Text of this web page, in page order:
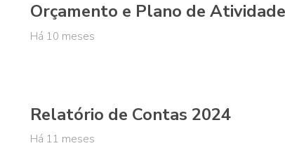
Orçamento e Plano de
Há 10 meses
Relatório de Contas 2024
Há 11 meses